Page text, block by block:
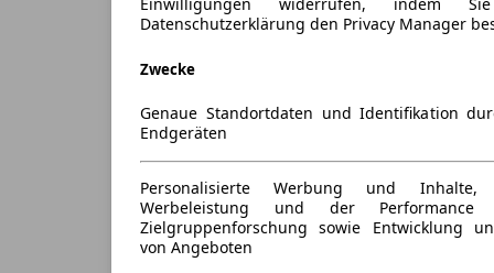
Einwilligungen widerrufen, indem
Datenschutzerklärung den Privacy Manager
Zwecke
Genaue Standortdaten und Identifikation
Endgeräten
Personalisierte Werbung und Inhalte,
Werbeleistung und der
Zielgruppenforschung sowie Entwicklung
von Angeboten